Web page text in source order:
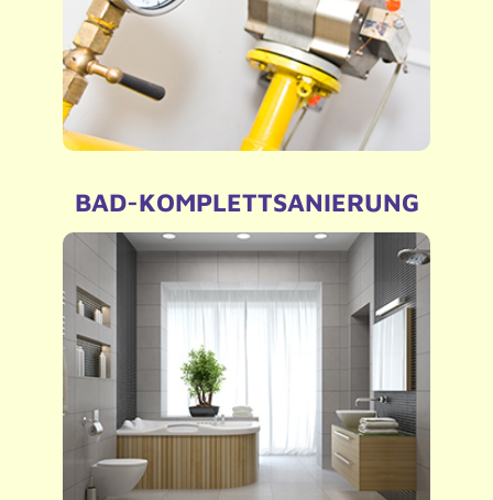
BAD-KOMPLETTSANIERUNG
Alles aus einer Hand – Wir kümmern uns mit
unseren Großhändlern um die Koordination aller
– Altbausanierung
– Barrierefreier, Altersgerechter Badumbau
– Neubau
– Bad-Planung in Zusammenarbeit mit unserem
Großhändler